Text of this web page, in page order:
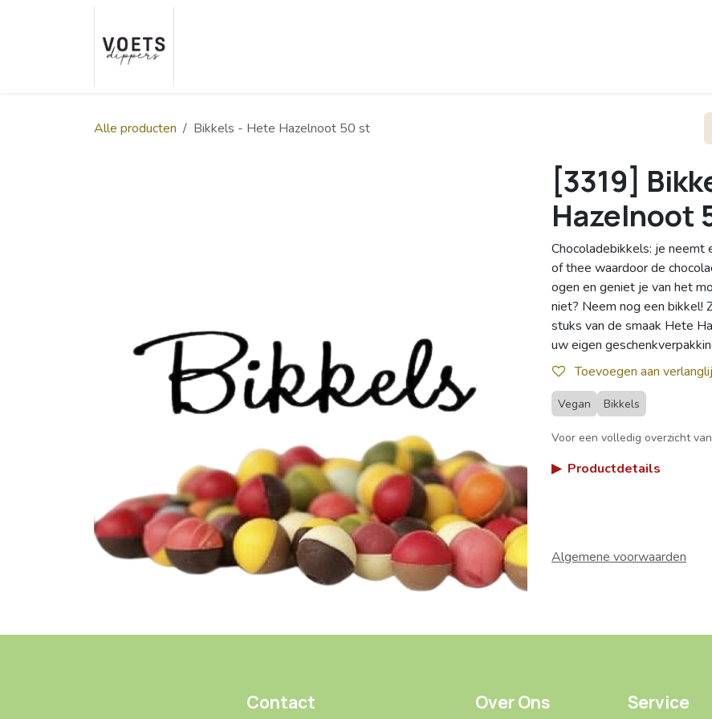
Overslaan naar inhoud
Alle producten Bikkels - Hete Hazelnoot 50 st
[3319]
Hazelnoot
Chocoladebikkels: je neemt
of thee waardoor de
ogen en geniet je van het
niet? Neem nog een bikkel!
stuks van de smaak Hete
uw eigen
Toevoegen aan
Vegan Bikkels
Voor een volledig overzicht
▶ Productdetails
Algemene voorwaarden
Contact Over Ons Service